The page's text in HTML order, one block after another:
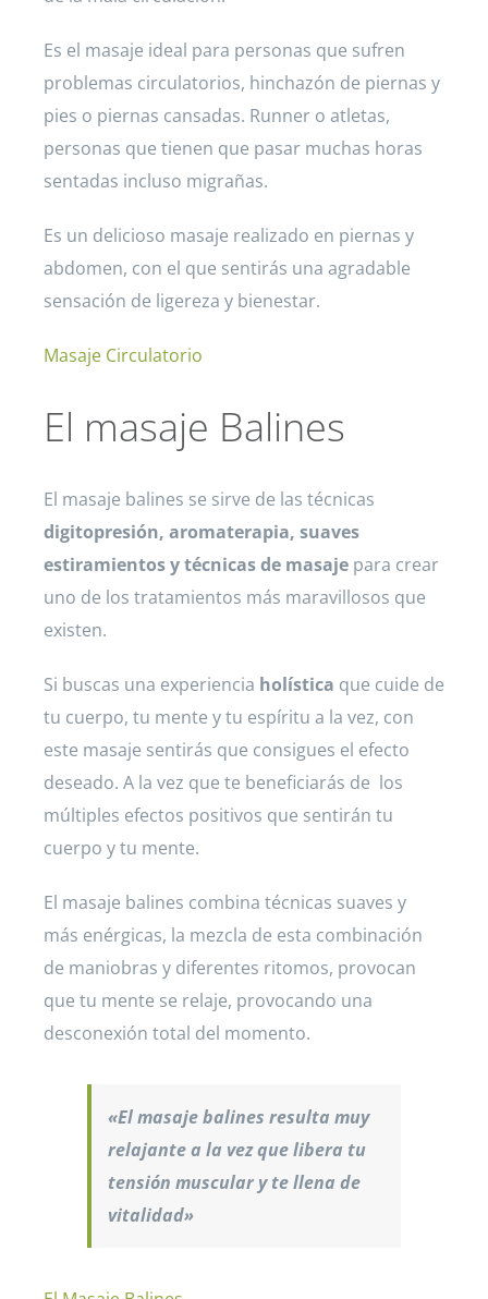
Es el masaje ideal para personas que sufren
problemas circulatorios, hinchazón de piernas y
pies o piernas cansadas. Runner o atletas,
personas que tienen que pasar muchas horas
sentadas incluso migrañas.
Es un delicioso masaje realizado en piernas y
abdomen, con el que sentirás una agradable
sensación de ligereza y bienestar.
Masaje Circulatorio
El masaje Balines
El masaje balines se sirve de las técnicas
digitopresión, aromaterapia, suaves
estiramientos y técnicas de masaje para crear
uno de los tratamientos más maravillosos que
existen.
Si buscas una experiencia holística que cuide de
tu cuerpo, tu mente y tu espíritu a la vez, con
este masaje sentirás que consigues el efecto
deseado. A la vez que te beneficiarás de los
múltiples efectos positivos que sentirán tu
cuerpo y tu mente.
El masaje balines combina técnicas suaves y
más enérgicas, la mezcla de esta combinación
de maniobras y diferentes ritomos, provocan
que tu mente se relaje, provocando una
desconexión total del momento.
«El masaje balines resulta muy
relajante a la vez que libera tu
tensión muscular y te llena de
vitalidad»